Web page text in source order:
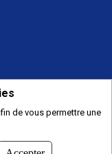
de vous permettre une